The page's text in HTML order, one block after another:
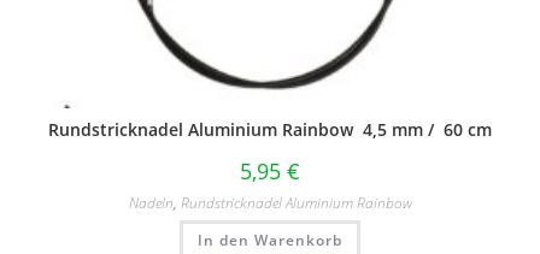
Rundstricknadel Aluminium Rainbow 4,5 mm / 60 cm
5,95 €
Nadeln, Rundstricknadel Aluminium Rainbow
In den Warenkorb